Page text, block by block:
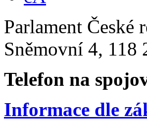
Parlament České
Sněmovní 4, 118
Telefon na
Informace dle